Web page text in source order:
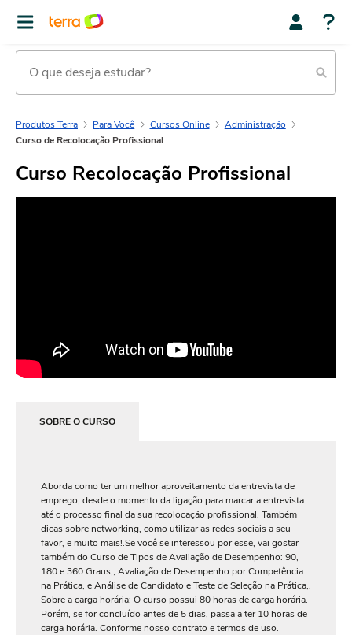
Produtos Terra Para Você Cursos Online
Administração
Curso de Recolocação Profissional
Curso Recolocação Profissional
SOBRE O CURSO
Aborda como ter um melhor aproveitamento da entrevista de
emprego, desde o momento da ligação para marcar a entrevista
até o processo final da sua recolocação profissional. Também
dicas sobre networking, como utilizar as redes sociais a seu
favor, e muito mais!.Se você se interessou por esse, vai gostar
também do Curso de Tipos de Avaliação de Desempenho: 90,
180 e 360 Graus,, Avaliação de Desempenho por Competência
na Prática, e Análise de Candidato e Teste de Seleção na Prática,.
Sobre a carga horária: O curso possui 80 horas de carga horária.
Porém, se for concluído antes de 5 dias, passa a ter 10 horas de
carga horária. Conforme nosso contrato e termos de uso.